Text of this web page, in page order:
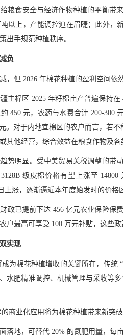
粮食安全与经济作物种植的平衡带
以上，产能调控迫在眉睫；此外
出手规范种植秩序。
负
，但 2026 年棉花种植的盈利空间依
主棉区 2025 年籽棉亩产普遍保持
450 元，农药与水费合计 200-300
。对于内地宜棉区的农户而言，若
其他经营，综合效益在粮食作物及各
势明显。受中美贸易关税调整的带
级皮棉价格有望上涨至
上涨，逐渐逼近本年度始发时的价
政已提前下达 456 亿元农业保险保
户最高可享受 100 万元补贴，这些
实现
成为棉花种植增收的关键所在，传
水肥精准调控、机械管理与采收等
商业化应用将为棉花种植带来新突破
落地，可替代 20% 的氮肥用量，每